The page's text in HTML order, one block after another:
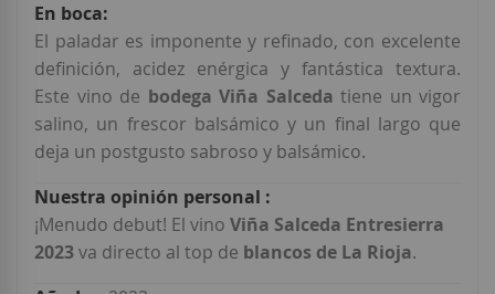
El paladar es imponente y refinado, con excelente
definición, acidez enérgica y fantástica textura.
Este vino de bodega Viña Salceda tiene un vigor
salino, un frescor balsámico y un final largo que
deja un postgusto sabroso y balsámico.
¡Menudo debut! El vino Viña Salceda Entresierra
2023va directo al top de blancos de La Rioja.